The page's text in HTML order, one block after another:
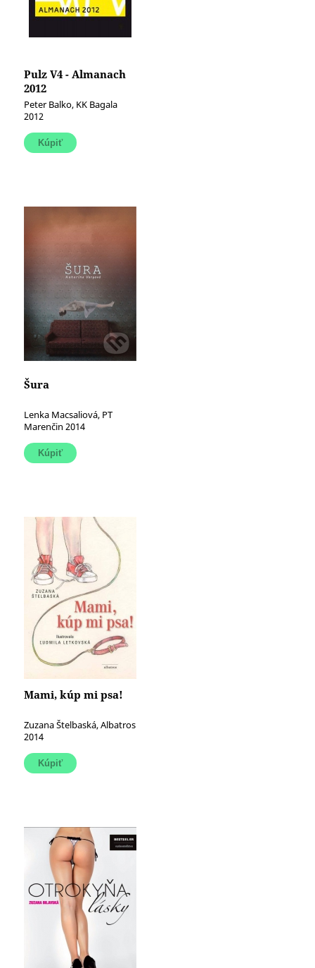
Pulz V4 - Almanach
2012
Peter Balko, KK Bagala
2012
Šura
Lenka Macsaliová, PT
Marenčin 2014
Mami, kúp mi psa!
Zuzana Štelbaská, Albatros
2014